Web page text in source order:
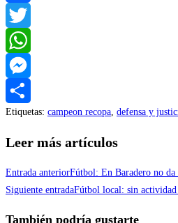
Facebook
Twitter
WhatsApp
Messenger
Compartir
Etiquetas: campeon recopa, defensa y
Leer más artículos
Entrada anteriorFútbol: En Baradero no da
Siguiente entradaFútbol local: sin
También podría gustarte